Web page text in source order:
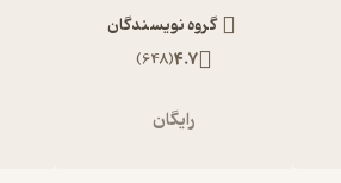
گروه نویسندگان
4.7
(
648
)
رایگان